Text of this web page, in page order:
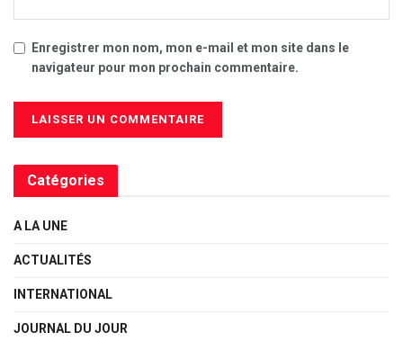
Enregistrer mon nom, mon e-mail et mon site dans le
navigateur pour mon prochain commentaire.
Catégories
A LA UNE
ACTUALITÉS
INTERNATIONAL
JOURNAL DU JOUR